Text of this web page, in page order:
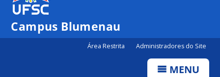
Campus Blumenau
Área Restrita Administradores do Site
MENU